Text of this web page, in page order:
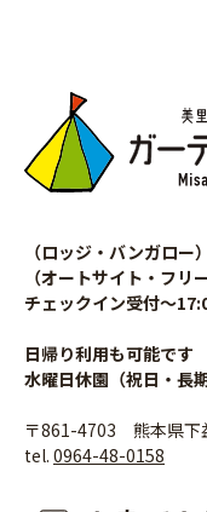
（ロッジ・バンガロ
（オートサイト・フ
チェックイン受付〜
日帰り利用も可能です
水曜日休園（祝日・長
〒861-4703 熊本県下
tel. 0964-48-0158